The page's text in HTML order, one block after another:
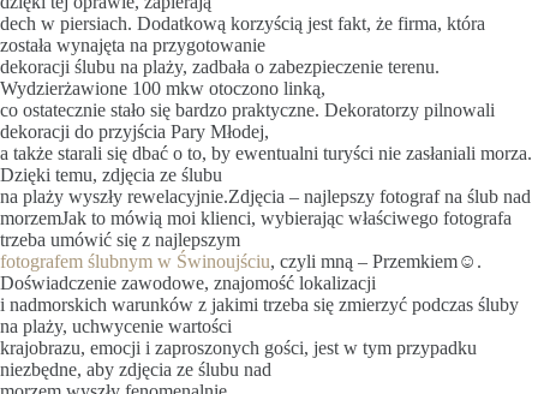
dech w piersiach. Dodatkową korzyścią jest fakt, że firma, która
została wynajęta na przygotowanie
dekoracji ślubu na plaży, zadbała o zabezpieczenie terenu.
Wydzierżawione 100 mkw otoczono linką,
co ostatecznie stało się bardzo praktyczne. Dekoratorzy pilnowali
dekoracji do przyjścia Pary Młodej,
a także starali się dbać o to, by ewentualni turyści nie zasłaniali morza.
Dzięki temu, zdjęcia ze ślubu
na plaży wyszły rewelacyjnie.Zdjęcia – najlepszy fotograf na ślub nad
morzemJak to mówią moi klienci, wybierając właściwego fotografa
trzeba umówić się z najlepszym
fotografem ślubnym w Świnoujściu, czyli mną – Przemkiem☺.
Doświadczenie zawodowe, znajomość lokalizacji
i nadmorskich warunków z jakimi trzeba się zmierzyć podczas śluby
na plaży, uchwycenie wartości
krajobrazu, emocji i zaproszonych gości, jest w tym przypadku
niezbędne, aby zdjęcia ze ślubu nad